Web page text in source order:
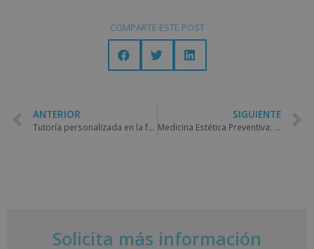
COMPARTE ESTE POST
ANTERIOR
Tutoría personalizada en la formación a distancia
SIGUIENTE
Medicina Estética Preventiva: El Envejecimiento Saludable
Solicita más información